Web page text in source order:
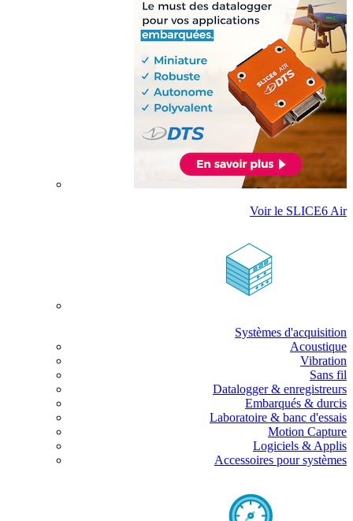
Voir le SLICE6 Air
Systèmes d'acquisition
Acoustique
Vibration
Sans fil
Datalogger & enregistreurs
Embarqués & durcis
Laboratoire & banc d'essais
Motion Capture
Logiciels & Applis
Accessoires pour systèmes